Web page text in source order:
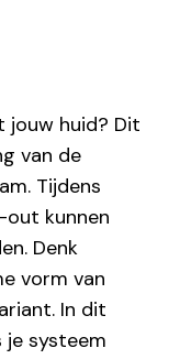
jouw huid? Dit
van de
Tijdens
kunnen
Denk
vorm van
In dit
systeem